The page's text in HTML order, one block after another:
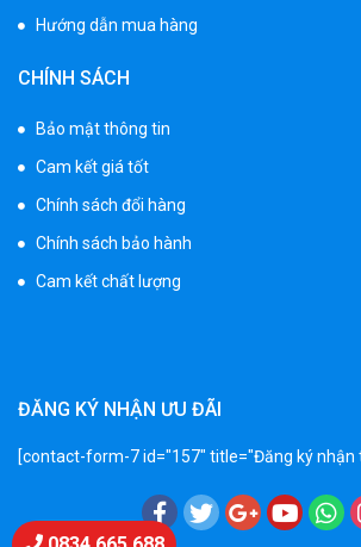
Xe 3 bánh trẻ em 968
550.000 ₫
1.250.000 ₫
900.000 ₫
1.250.000 ₫
Hướng dẫn mua hàng
CHÍNH SÁCH
Bảo mật thông tin
Cam kết giá tốt
Chính sách đổi hàng
Chính sách bảo hành
Cam kết chất lượng
ĐĂNG KÝ NHẬN ƯU ĐÃI
[contact-form-7 id="157" title="Đăng ký nhận
Chat Zalo